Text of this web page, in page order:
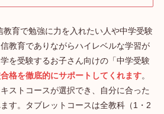
教育で勉強に力を入れたい人や中学受験
教育でありながらハイレベルな学習が
を受験するお子さん向けの「中学受験
格を徹底的にサポートしてくれます。
ストコースが選択でき、自分に合った
す。タブレットコースは全教科（1・2